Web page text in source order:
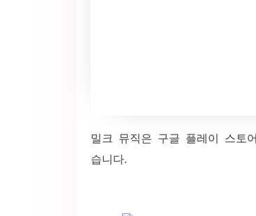
밀크 뮤직은 구글 플레이 스토
습니다.